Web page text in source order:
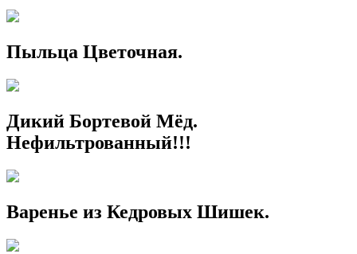
Пыльца Цветочная.
Дикий Бортевой Мёд.
Нефильтрованный!!!
Варенье из Кедровых Шишек.